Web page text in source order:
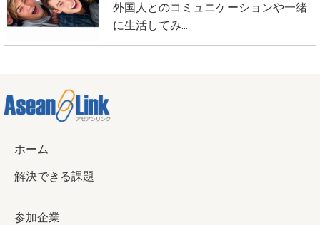
外国人とのコミュニケーションや一緒
に生活してみ...
ホーム
解決できる課題
参加企業